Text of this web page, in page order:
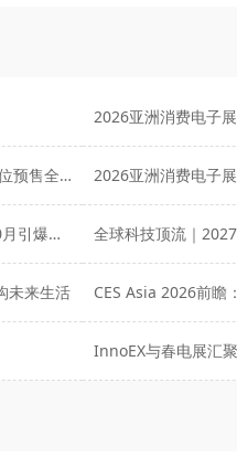
2026亚洲消费电子
2026亚洲消费电子展达成30亿元意向成交！2027展位预售全面启动
AI+新能源双引擎爆发！2026深圳国际消费电子展10月引爆全球科技圈
未来生活 CES Asia 2026前瞻
InnoEX与春电展汇